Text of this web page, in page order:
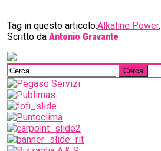
Tag in questo articolo:Alkaline Power,
Scritto da Antonio Gravante